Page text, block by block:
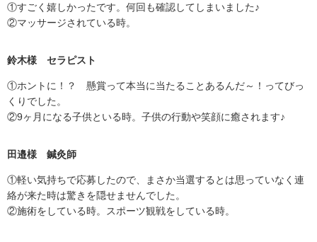
①すごく嬉しかったです。何回も確認してしまいました♪
②マッサージされている時。
鈴木様 セラピスト
①ホントに！？ 懸賞って本当に当たることあるんだ～！ってびっ
くりでした。
②9ヶ月になる子供といる時。子供の行動や笑顔に癒されます♪
田邉様 鍼灸師
①軽い気持ちで応募したので、まさか当選するとは思っていなく連
絡が来た時は驚きを隠せませんでした。
②施術をしている時。スポーツ観戦をしている時。